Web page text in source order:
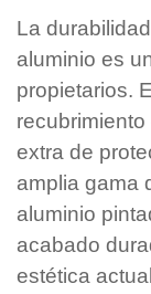
La
aluminio es
propietarios.
extra de
amplia gama
aluminio
acabado
estética